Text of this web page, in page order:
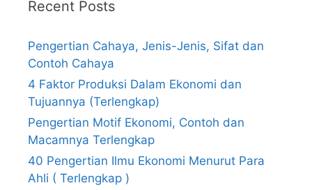
Recent Posts
Pengertian Cahaya, Jenis-Jenis, Sifat dan
Contoh Cahaya
4 Faktor Produksi Dalam Ekonomi dan
Tujuannya (Terlengkap)
Pengertian Motif Ekonomi, Contoh dan
Macamnya Terlengkap
40 Pengertian Ilmu Ekonomi Menurut Para
Ahli ( Terlengkap )